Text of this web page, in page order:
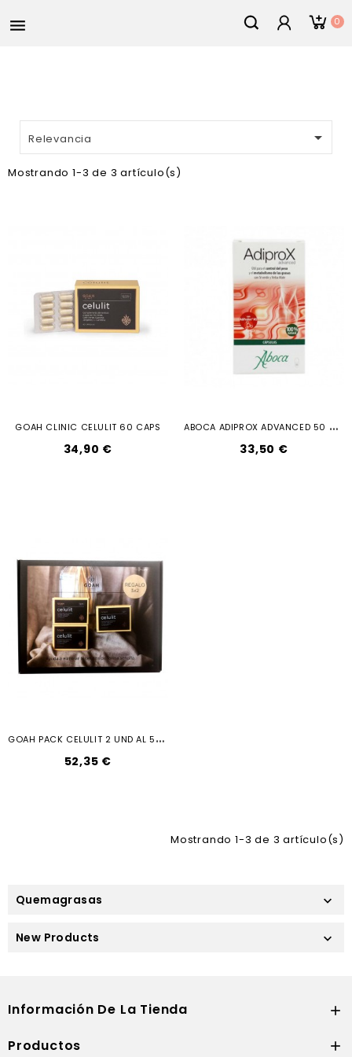
 0
Relevancia 
Mostrando 1-3 de 3 artículo(s)
GOAH CLINIC CELULIT 60 CAPS
34,90 €
A
BOCA ADIPROX ADVANCED 50 CAP
33,50 €
G
OAH PACK CELULIT 2 UND AL 50 6060...
52,35 €
Mostrando 1-3 de 3 artículo(s)
Quemagrasas 
New Products 
Información De La Tienda 
Productos 